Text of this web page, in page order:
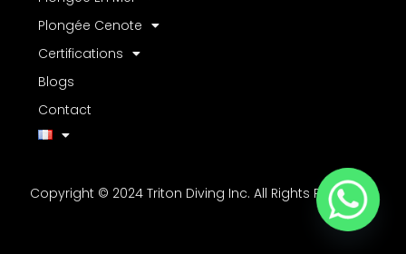
Plongée Cenote
Certifications
Blogs
Contact
Copyright © 2024 Triton Diving Inc. All Rights Reserved.